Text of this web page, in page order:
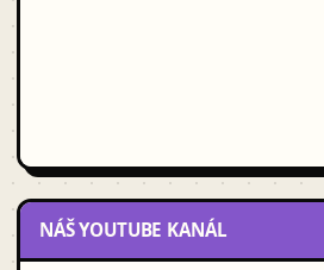
NÁŠ YOUTUBE KANÁL